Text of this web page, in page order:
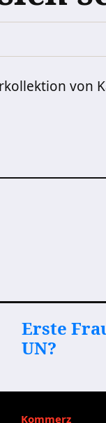
von
Erste
UN?
Kommerz